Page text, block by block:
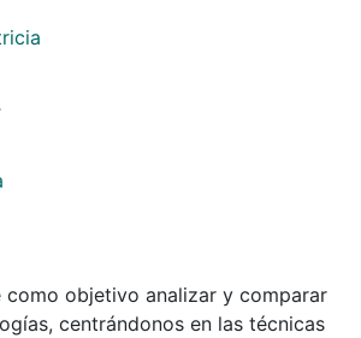
como objetivo analizar y comparar
técnicas